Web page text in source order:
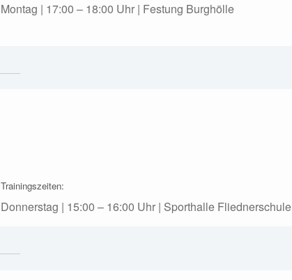
Montag | 17:00 – 18:00 Uhr | Festung Burghölle
Trainingszeiten:
Donnerstag | 15:00 – 16:00 Uhr | Sporthalle Fliednerschule